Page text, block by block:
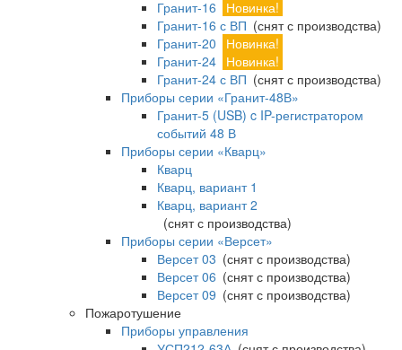
Гранит-16
Новинка!
Гранит-16 с ВП (снят с производства)
Гранит-20
Новинка!
Гранит-24 Новинка!
Гранит-24 с ВП (снят с производства)
Приборы серии «Гранит-48В»
Гранит-5 (USB) c IP-регистратором
событий 48 В
Приборы серии «Кварц»
Кварц
Кварц, вариант 1
Кварц, вариант 2
(снят с производства)
Приборы серии «Версет»
Версет 03 (снят с производства)
Версет 06 (снят с производства)
Версет 09 (снят с производства)
Пожаротушение
Приборы управления